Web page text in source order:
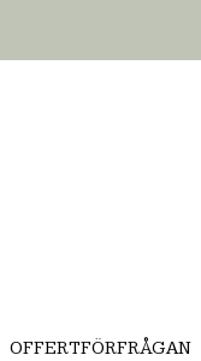
OFFERTFÖRFRÅGAN